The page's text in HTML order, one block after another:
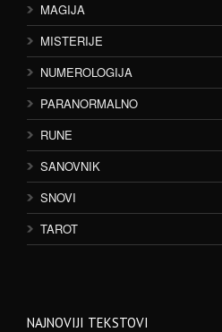
MAGIJA
MISTERIJE
NUMEROLOGIJA
PARANORMALNO
RUNE
SANOVNIK
SNOVI
TAROT
NAJNOVIJI TEKSTOVI